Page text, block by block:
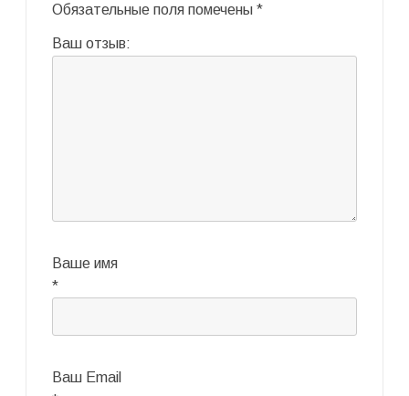
Обязательные поля помечены *
Ваш отзыв:
Ваше имя
*
Ваш Email